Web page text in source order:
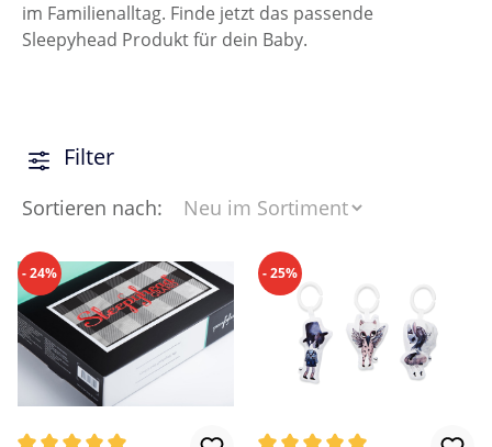
im Familienalltag. Finde jetzt das passende
Sleepyhead Produkt für dein Baby.
Filter
Sortieren nach:
- 24% - 25%